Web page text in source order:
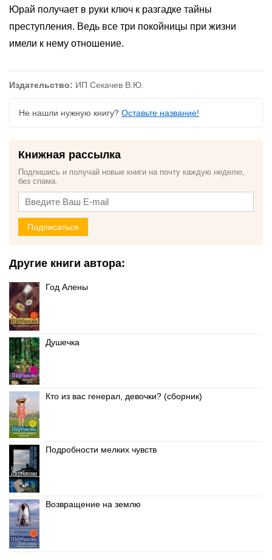
Юрай получает в руки ключ к разгадке тайны
преступления. Ведь все три покойницы при жизни
имели к нему отношение.
Издательство: ИП Секачев В.Ю.
Не нашли нужную книгу? Оставьте название!
Книжная рассылка
Подпишись и получай новые книги на почту каждую неделю,
без спама.
Подписаться
Другие книги автора:
Год Алены
Душечка
Кто из вас генерал, девочки? (сборник)
Подробности мелких чувств
Возвращение на землю